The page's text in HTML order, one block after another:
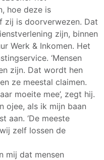
hoe deze is
zij is doorverwezen. Dat
zijn, binnen
Werk & Inkomen. Het
‘Mensen
zijn. Dat wordt hen
ze meestal claimen.
moeite mee’, zegt hij.
ojee, als ik mijn baan
aan. ‘De meeste
zelf lossen de
mij dat mensen